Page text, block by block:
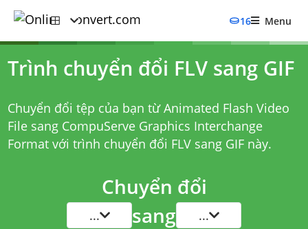
16 Menu
Trình chuyển đổi FLV sang GIF
Chuyển đổi tệp của bạn từ Animated Flash Video
File sang CompuServe Graphics Interchange
Format với trình chuyển đổi FLV sang GIFnày.
Chuyển đổi
... sang ...